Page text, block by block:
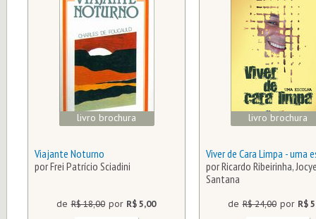
livro brochura
Viajante Noturno
por Frei Patrício Sciadini
de R$ 18,00 por R$ 5,00
livro brochura
Viver de Cara Limpa - uma
por Ricardo Ribeirinha,
Santana
de R$ 24,00 por R$